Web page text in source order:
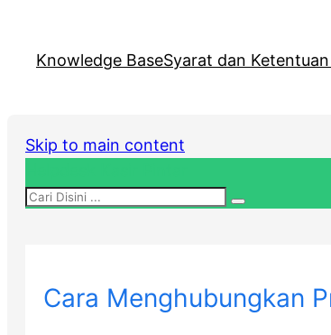
Knowledge BaseSyarat dan
Skip to main content
Cara Menghubungkan